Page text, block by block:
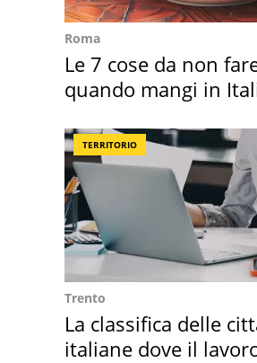
Roma
Le 7 cose da non
quando mangi in
TERRITORIO
Trento
La classifica delle
italiane dove il